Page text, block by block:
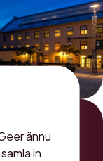
ännu
in